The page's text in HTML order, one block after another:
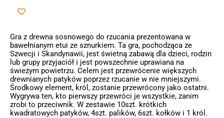
Gra z drewna sosnowego do rzucania prezentowana w
bawełnianym etui ze sznurkiem. Ta gra, pochodząca ze
Szwecji i Skandynawii, jest świetną zabawą dla dzieci, rodzin
lub grupy przyjaciół i jest powszechnie uprawiana na
świeżym powietrzu. Celem jest przewrócenie większych
drewnianych patyków poprzez rzucanie w nie mniejszymi.
Środkowy element, król, zostanie przewrócony jako ostatni.
Wygrywa ten, kto pierwszy przewróci je wszystkie, zanim
zrobi to przeciwnik. W zestawie 10szt. krótkich
kwadratowych patyków, 4szt. palików, 6szt. kołków i 1 król.